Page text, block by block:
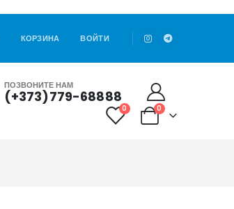
КОРЗИНА ВОЙТИ
ПОЗВОНИТЕ НАМ
(+373)779-68888
0 0